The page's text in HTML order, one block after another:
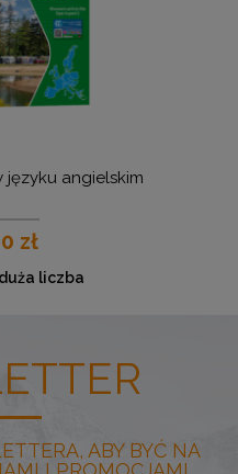
języku angielskim
zł
duża liczba
ABY BYĆ NA